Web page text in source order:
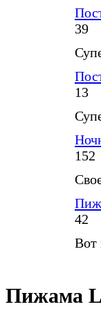
39
13
152
42
Вот
Пижама